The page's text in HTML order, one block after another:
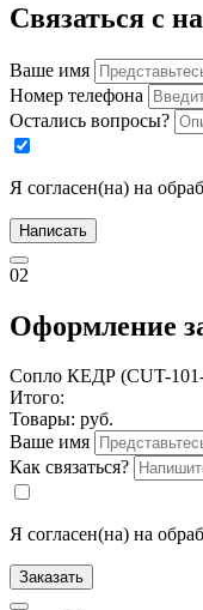
Связаться с
Ваше имя
Номер телефона
Остались вопросы?
Я согласен(на) на
Написать
02
Оформление
Сопло КЕДР (CUT-
Итого:
Товары: руб.
Ваше имя
Как связаться?
Я согласен(на) на
Заказать